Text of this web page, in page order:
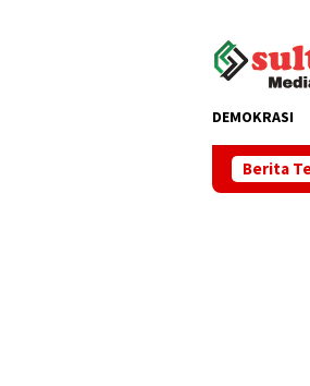
DEMOKRASI
Berita
Pemkot Kendari